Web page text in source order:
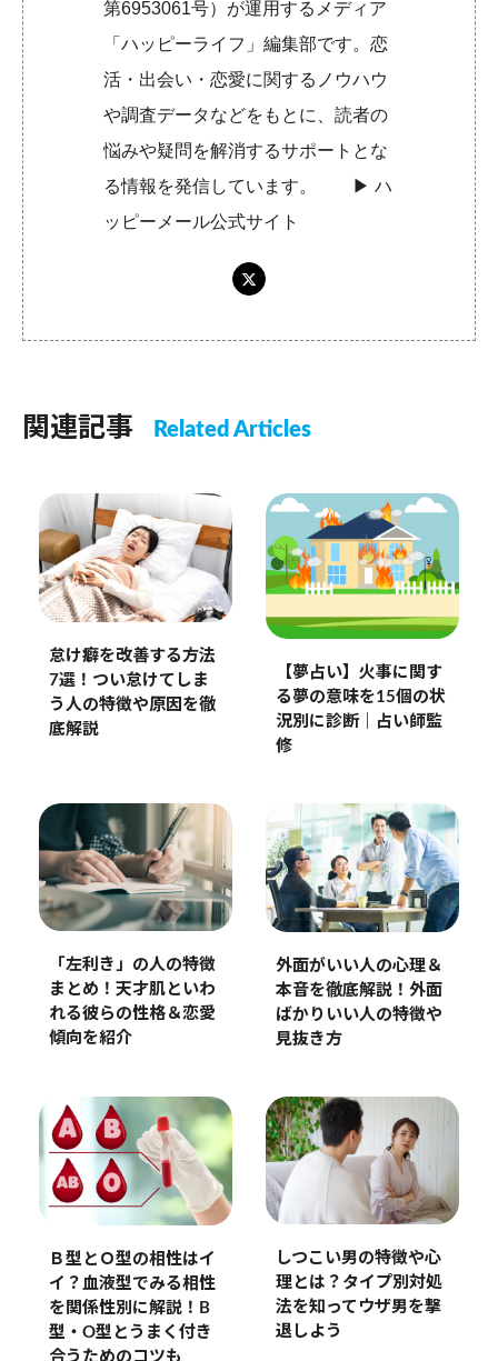
第6953061号）が運用するメディア
「ハッピーライフ」編集部です。恋
活・出会い・恋愛に関するノウハウ
や調査データなどをもとに、読者の
悩みや疑問を解消するサポートとな
る情報を発信しています。 ▶︎ハ
ッピーメール公式サイト
関連記事 Related Articles
怠け癖を改善する方法
7選！つい怠けてしま
う人の特徴や原因を徹
底解説
【夢占い】火事に関す
る夢の意味を15個の状
況別に診断｜占い師監
修
「左利き」の人の特徴
まとめ！天才肌といわ
れる彼らの性格＆恋愛
傾向を紹介
外面がいい人の心理＆
本音を徹底解説！外面
ばかりいい人の特徴や
見抜き方
Ｂ型とＯ型の相性はイ
イ？血液型でみる相性
を関係性別に解説！B
型・O型とうまく付き
合うためのコツも
しつこい男の特徴や心
理とは？タイプ別対処
法を知ってウザ男を撃
退しよう